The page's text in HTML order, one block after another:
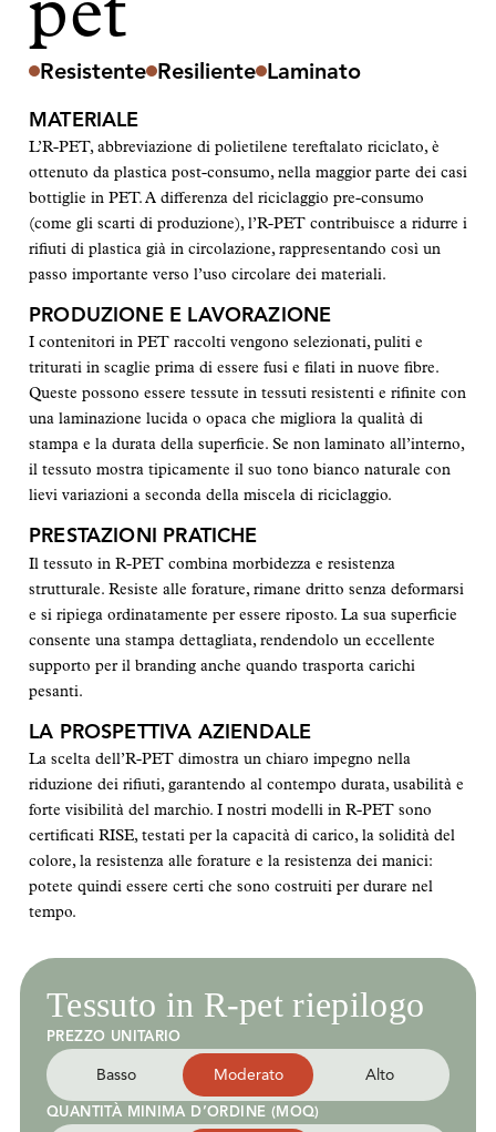
Resistente Resiliente Laminato
MATERIALE
L’R-PET, abbreviazione di polietilene tereftalato riciclato, è
ottenuto da plastica post-consumo, nella maggior parte dei casi
bottiglie in PET. A differenza del riciclaggio pre-consumo
(come gli scarti di produzione), l’R-PET contribuisce a ridurre i
rifiuti di plastica già in circolazione, rappresentando così un
passo importante verso l’uso circolare dei materiali.
PRODUZIONE E LAVORAZIONE
I contenitori in PET raccolti vengono selezionati, puliti e
triturati in scaglie prima di essere fusi e filati in nuove fibre.
Queste possono essere tessute in tessuti resistenti e rifinite con
una laminazione lucida o opaca che migliora la qualità di
stampa e la durata della superficie. Se non laminato all’interno,
il tessuto mostra tipicamente il suo tono bianco naturale con
lievi variazioni a seconda della miscela di riciclaggio.
PRESTAZIONI PRATICHE
Il tessuto in R-PET combina morbidezza e resistenza
strutturale. Resiste alle forature, rimane dritto senza deformarsi
e si ripiega ordinatamente per essere riposto. La sua superficie
consente una stampa dettagliata, rendendolo un eccellente
supporto per il branding anche quando trasporta carichi
pesanti.
LA PROSPETTIVA AZIENDALE
La scelta dell’R-PET dimostra un chiaro impegno nella
riduzione dei rifiuti, garantendo al contempo durata, usabilità e
forte visibilità del marchio. I nostri modelli in R-PET sono
certificati RISE, testati per la capacità di carico, la solidità del
colore, la resistenza alle forature e la resistenza dei manici:
potete quindi essere certi che sono costruiti per durare nel
tempo.
Tessuto in R-pet riepilogo
PREZZO UNITARIO
Basso Moderato Alto
QUANTITÀ MINIMA D’ORDINE (MOQ)